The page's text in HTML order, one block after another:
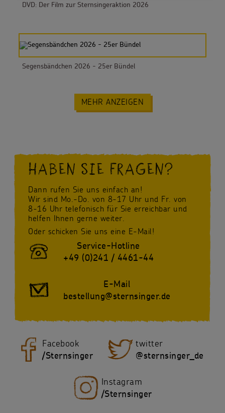
DVD: Der Film zur Sternsingeraktion 2026
Segensbändchen 2026 - 25er Bündel
MEHR ANZEIGEN
HABEN SIE FRAGEN?
Dann rufen Sie uns einfach an!
Wir sind Mo.-Do. von 8-17 Uhr und Fr. von
8-16 Uhr telefonisch für Sie erreichbar und
helfen Ihnen gerne weiter.
Oder schicken Sie uns eine E-Mail!
Service-Hotline
+49 (0)241 / 4461-44
E-Mail
bestellung@sternsinger.de
Facebook
/Sternsinger
twitter
@sternsinger_de
Instagram
/Sternsinger